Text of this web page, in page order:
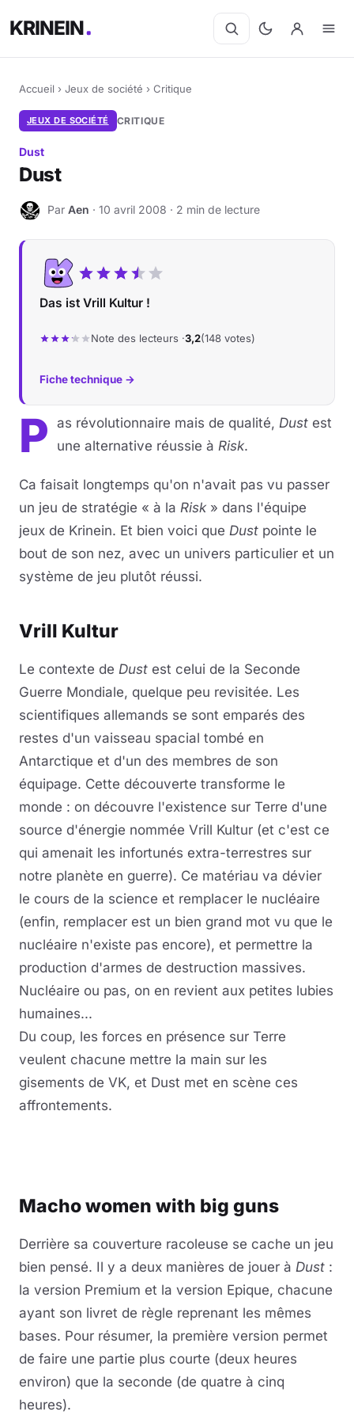
KRINEIN
Accueil › Jeux de société › Critique
JEUX DE SOCIÉTÉ CRITIQUE
Dust
Dust
A Par Aen · 10 avril 2008 · 2 min de lecture
Das ist Vrill Kultur !
Note des lecteurs ·3,2(148 votes)
Fiche technique →
P as révolutionnaire mais de qualité, Dust est
une alternative réussie à Risk.
Ca faisait longtemps qu'on n'avait pas vu passer
un jeu de stratégie « à la Risk » dans l'équipe
jeux de Krinein. Et bien voici que Dust pointe le
bout de son nez, avec un univers particulier et un
système de jeu plutôt réussi.
Vrill Kultur
Le contexte de Dust est celui de la Seconde
Guerre Mondiale, quelque peu revisitée. Les
scientifiques allemands se sont emparés des
restes d'un vaisseau spacial tombé en
Antarctique et d'un des membres de son
équipage. Cette découverte transforme le
monde : on découvre l'existence sur Terre d'une
source d'énergie nommée Vrill Kultur (et c'est ce
qui amenait les infortunés extra-terrestres sur
notre planète en guerre). Ce matériau va dévier
le cours de la science et remplacer le nucléaire
(enfin, remplacer est un bien grand mot vu que le
nucléaire n'existe pas encore), et permettre la
production d'armes de destruction massives.
Nucléaire ou pas, on en revient aux petites lubies
humaines...
Du coup, les forces en présence sur Terre
veulent chacune mettre la main sur les
gisements de VK, et Dust met en scène ces
affrontements.
Macho women with big guns
Derrière sa couverture racoleuse se cache un jeu
bien pensé. Il y a deux manières de jouer à Dust :
la version Premium et la version Epique, chacune
ayant son livret de règle reprenant les mêmes
bases. Pour résumer, la première version permet
de faire une partie plus courte (deux heures
environ) que la seconde (de quatre à cinq
heures).